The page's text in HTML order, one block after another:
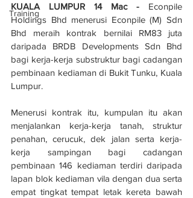
Training
KUALA LUMPUR 14 Mac - Econpile
Holdings Bhd menerusi Econpile (M) Sdn
Bhd meraih kontrak bernilai RM83 juta
daripada BRDB Developments Sdn Bhd
bagi kerja-kerja substruktur bagi cadangan
pembinaan kediaman di Bukit Tunku, Kuala
Lumpur.
Menerusi kontrak itu, kumpulan itu akan
menjalankan kerja-kerja tanah, struktur
penahan, cerucuk, dek jalan serta kerja-
kerja sampingan bagi cadangan
pembinaan 146 kediaman terdiri daripada
lapan blok kediaman vila dengan dua serta
empat tingkat tempat letak kereta bawah